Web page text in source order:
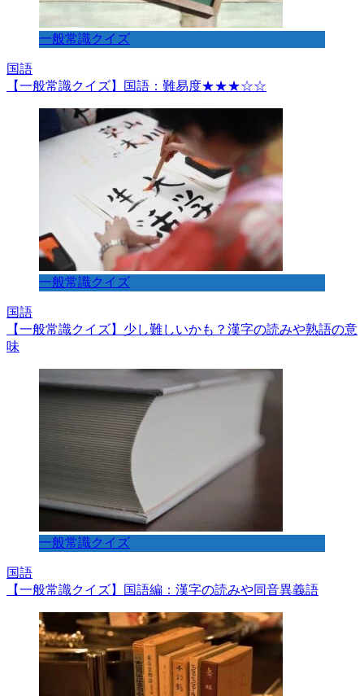
一般常識クイズ
国語
【一般常識クイズ】国語：難易度★★★☆☆
一般常識クイズ
国語
【一般常識クイズ】少し難しいかも？漢字の読みや熟語の意
味
一般常識クイズ
国語
【一般常識クイズ】国語編：漢字の読みや同音異義語